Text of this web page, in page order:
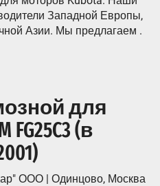
Западной Европы,
Азии. Мы предлагаем .
для
FG25C3 (в
ООО | Одинцово, Москва